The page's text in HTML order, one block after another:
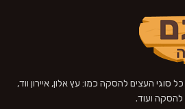
סוגי העצים להסקה כמו: עץ אלון, איירון ווד,
להסקה ועוד.